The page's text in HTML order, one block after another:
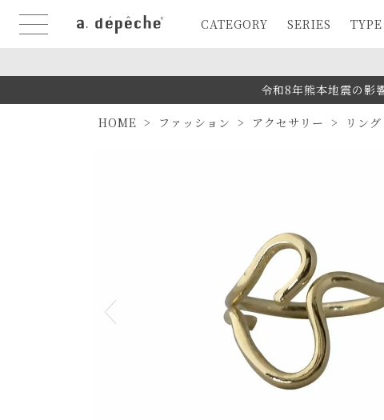
CATEGORY SERIES TYPE
令和8年熊本地震の影
HOME ファッション アクセサリー リング